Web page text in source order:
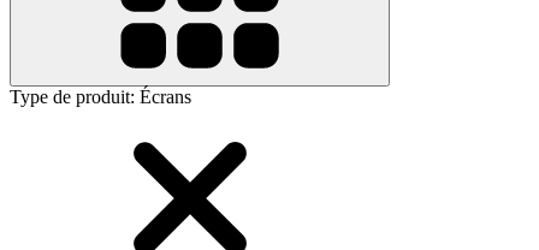
Type de produit: Écrans